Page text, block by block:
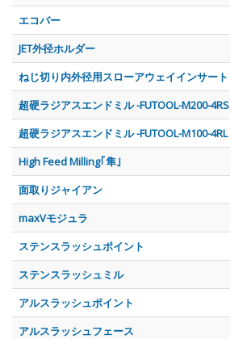
エコバー
JET外径ホルダー
ねじ切り内外径用スローアウェイインサート
超硬ラジアスエンドミル -FUTOOL-M200-4RS
超硬ラジアスエンドミル -FUTOOL-M100-4RL
High Feed Milling｢隼｣
面取りジャイアン
maxVモジュラ
ステンスラッシュポイント
ステンスラッシュミル
アルスラッシュポイント
アルスラッシュフェース